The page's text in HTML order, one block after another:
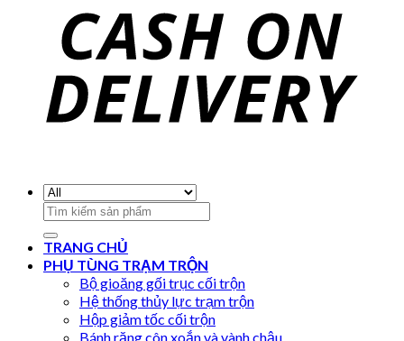
Search
for:
TRANG CHỦ
PHỤ TÙNG TRẠM TRỘN
Bộ gioăng gối trục cối trộn
Hệ thống thủy lực trạm trộn
Hộp giảm tốc cối trộn
Bánh răng côn xoắn và vành chậu